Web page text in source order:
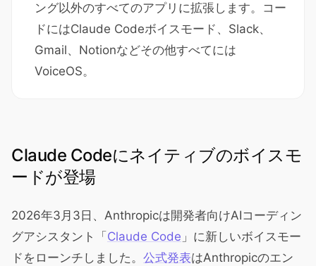
ング以外のすべてのアプリに拡張します。コー
ドにはClaude Codeボイスモード、Slack、
Gmail、Notionなどその他すべてには
VoiceOS。
Claude Codeにネイティブのボイスモ
ードが登場
2026年3月3日、Anthropicは開発者向けAIコーディン
グアシスタント「 Claude Code 」に新しいボイスモー
ドをローンチしました。 公式発表はAnthropicのエン